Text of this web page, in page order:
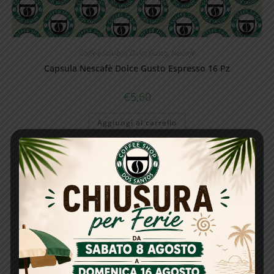
Caffe e Solubili Dolce Gusto , Nescafè
Capsula Nescafè Dolce Gusto Espresso 16 Pz
€5,60
Aggiungi al carrello